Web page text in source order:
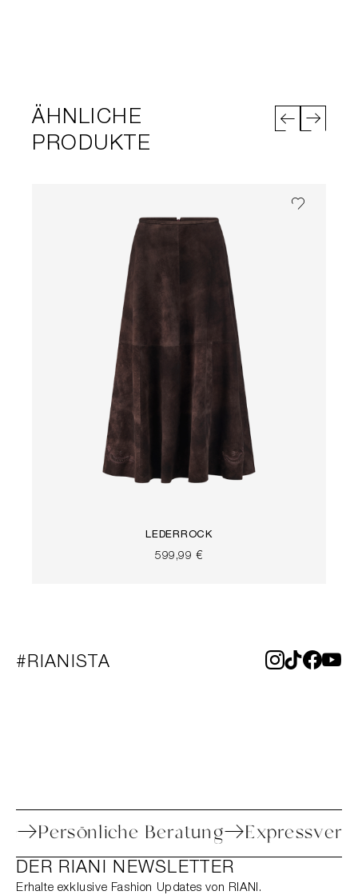
ÄHNLICHE
PRODUKTE
LEDERROCK
599,99 €
#RIANISTA
Persönliche Beratung
DER RIANI NEWSLETTER
Erhalte exklusive Fashion Updates von RIANI.